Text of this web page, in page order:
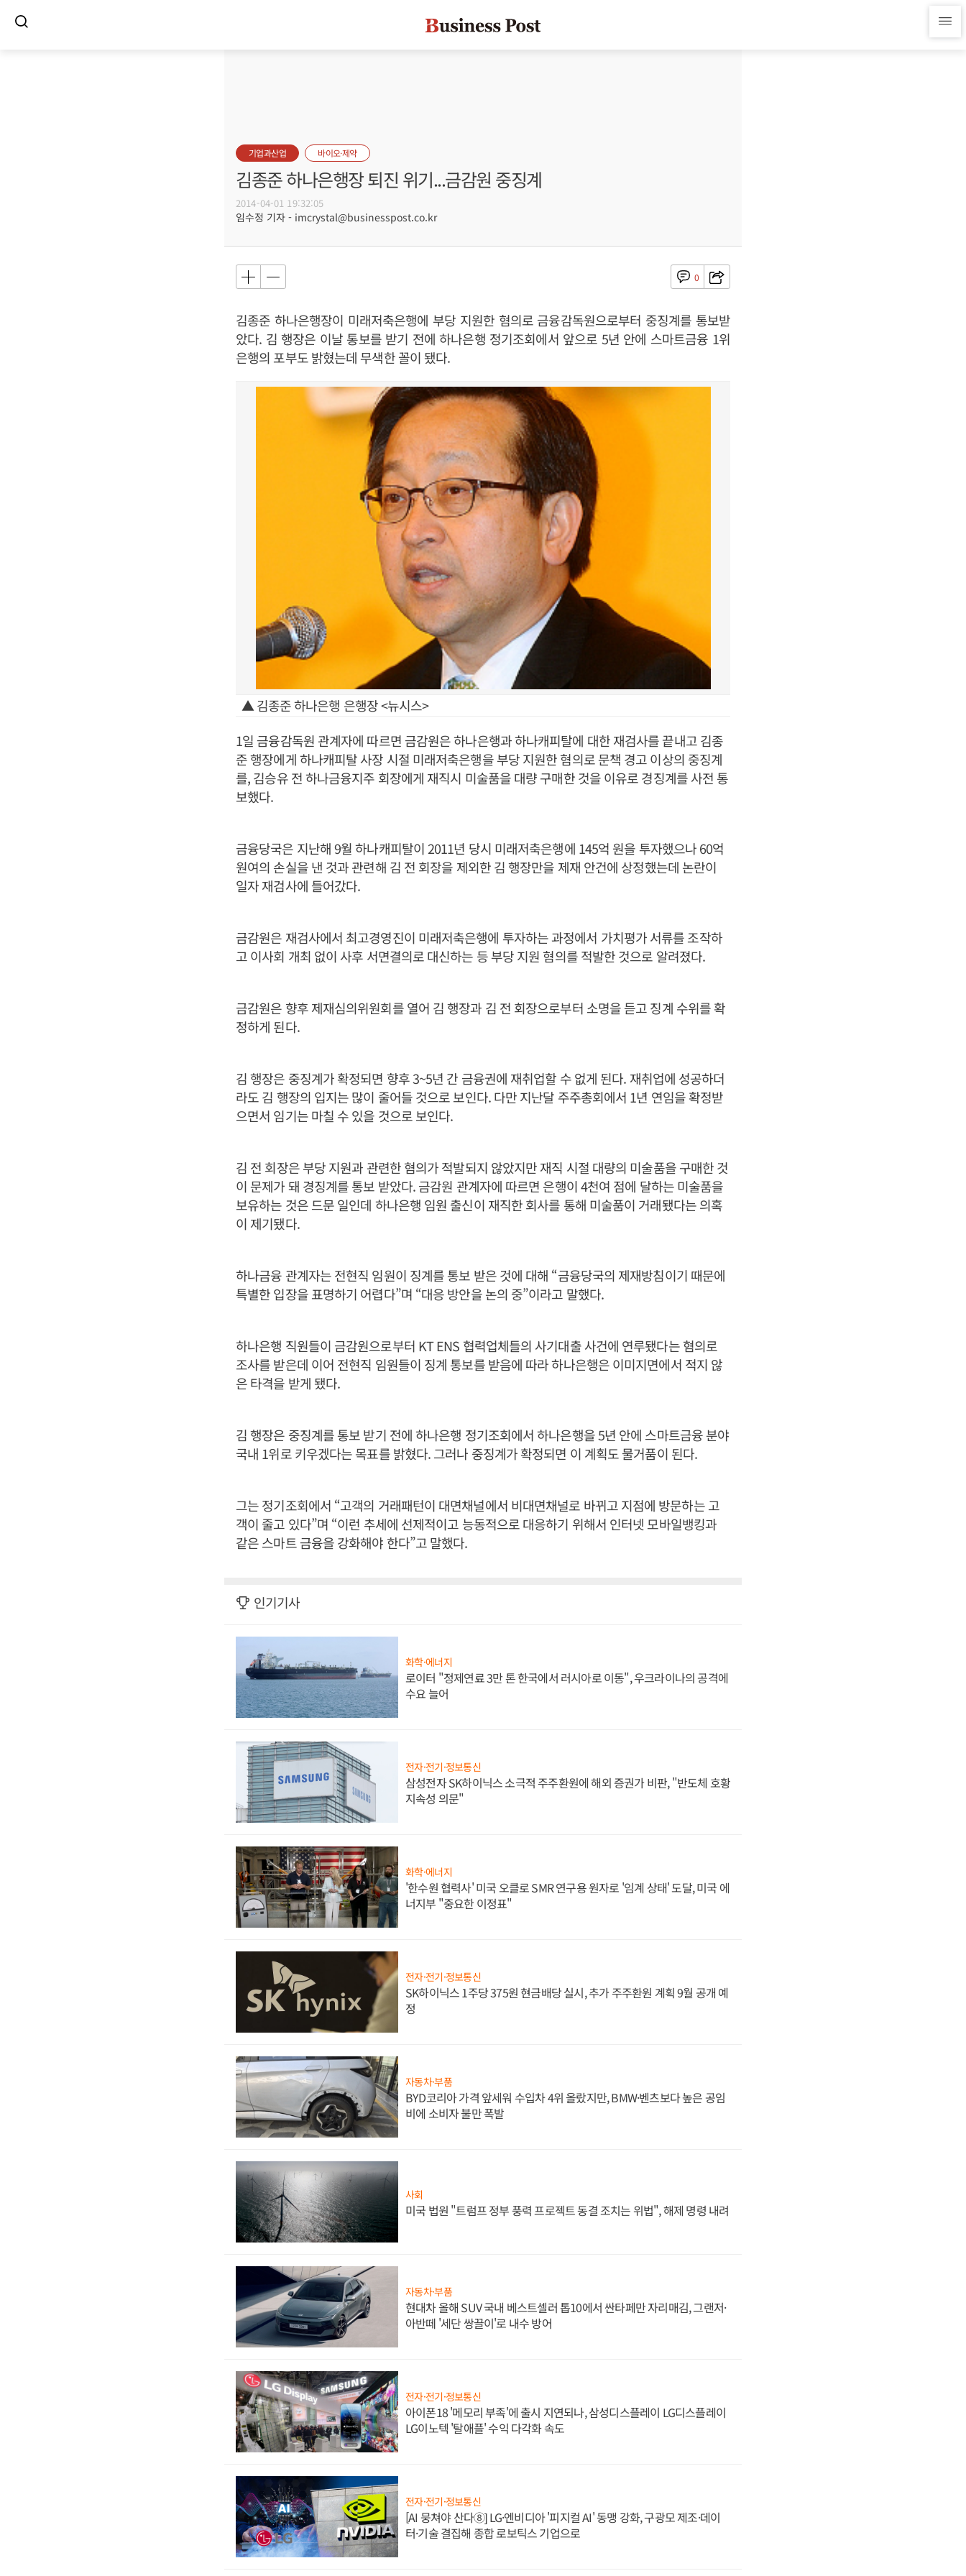
기업과산업 바이오·제약
김종준 하나은행장 퇴진 위기...금감원 중징계
2014-04-01 19:32:05
임수정 기자 - imcrystal@businesspost.co.kr
0
김종준 하나은행장이 미래저축은행에 부당 지원한 혐의로 금융감독원으로부터 중징계를 통보받
았다. 김 행장은 이날 통보를 받기 전에 하나은행 정기조회에서 앞으로 5년 안에 스마트금융 1위
은행의 포부도 밝혔는데 무색한 꼴이 됐다.
▲ 김종준 하나은행 은행장 <뉴시스>
1일 금융감독원 관계자에 따르면 금감원은 하나은행과 하나캐피탈에 대한 재검사를 끝내고 김종
준 행장에게 하나캐피탈 사장 시절 미래저축은행을 부당 지원한 혐의로 문책 경고 이상의 중징계
를, 김승유 전 하나금융지주 회장에게 재직시 미술품을 대량 구매한 것을 이유로 경징계를 사전 통
보했다.
금융당국은 지난해 9월 하나캐피탈이 2011년 당시 미래저축은행에 145억 원을 투자했으나 60억
원여의 손실을 낸 것과 관련해 김 전 회장을 제외한 김 행장만을 제재 안건에 상정했는데 논란이
일자 재검사에 들어갔다.
금감원은 재검사에서 최고경영진이 미래저축은행에 투자하는 과정에서 가치평가 서류를 조작하
고 이사회 개최 없이 사후 서면결의로 대신하는 등 부당 지원 혐의를 적발한 것으로 알려졌다.
금감원은 향후 제재심의위원회를 열어 김 행장과 김 전 회장으로부터 소명을 듣고 징계 수위를 확
정하게 된다.
김 행장은 중징계가 확정되면 향후 3~5년 간 금융권에 재취업할 수 없게 된다. 재취업에 성공하더
라도 김 행장의 입지는 많이 줄어들 것으로 보인다. 다만 지난달 주주총회에서 1년 연임을 확정받
으면서 임기는 마칠 수 있을 것으로 보인다.
김 전 회장은 부당 지원과 관련한 혐의가 적발되지 않았지만 재직 시절 대량의 미술품을 구매한 것
이 문제가 돼 경징계를 통보 받았다. 금감원 관계자에 따르면 은행이 4천여 점에 달하는 미술품을
보유하는 것은 드문 일인데 하나은행 임원 출신이 재직한 회사를 통해 미술품이 거래됐다는 의혹
이 제기됐다.
하나금융 관계자는 전현직 임원이 징계를 통보 받은 것에 대해 “금융당국의 제재방침이기 때문에
특별한 입장을 표명하기 어렵다”며 “대응 방안을 논의 중”이라고 말했다.
하나은행 직원들이 금감원으로부터 KT ENS 협력업체들의 사기대출 사건에 연루됐다는 혐의로
조사를 받은데 이어 전현직 임원들이 징계 통보를 받음에 따라 하나은행은 이미지면에서 적지 않
은 타격을 받게 됐다.
김 행장은 중징계를 통보 받기 전에 하나은행 정기조회에서 하나은행을 5년 안에 스마트금융 분야
국내 1위로 키우겠다는 목표를 밝혔다. 그러나 중징계가 확정되면 이 계획도 물거품이 된다.
그는 정기조회에서 “고객의 거래패턴이 대면채널에서 비대면채널로 바뀌고 지점에 방문하는 고
객이 줄고 있다”며 “이런 추세에 선제적이고 능동적으로 대응하기 위해서 인터넷 모바일뱅킹과
같은 스마트 금융을 강화해야 한다”고 말했다.
인기기사
화학·에너지
로이터 "정제연료 3만 톤 한국에서 러시아로 이동", 우크라이나의 공격에
수요 늘어
전자·전기·정보통신
삼성전자 SK하이닉스 소극적 주주환원에 해외 증권가 비판, "반도체 호황
지속성 의문"
화학·에너지
'한수원 협력사' 미국 오클로 SMR 연구용 원자로 '임계 상태' 도달, 미국 에
너지부 "중요한 이정표"
전자·전기·정보통신
SK하이닉스 1주당 375원 현금배당 실시, 추가 주주환원 계획 9월 공개 예
정
자동차·부품
BYD코리아 가격 앞세워 수입차 4위 올랐지만, BMW·벤츠보다 높은 공임
비에 소비자 불만 폭발
사회
미국 법원 "트럼프 정부 풍력 프로젝트 동결 조치는 위법", 해제 명령 내려
자동차·부품
현대차 올해 SUV 국내 베스트셀러 톱10에서 싼타페만 자리매김, 그랜저·
아반떼 '세단 쌍끌이'로 내수 방어
전자·전기·정보통신
아이폰18 '메모리 부족'에 출시 지연되나, 삼성디스플레이 LG디스플레이
LG이노텍 '탈애플' 수익 다각화 속도
전자·전기·정보통신
[AI 뭉쳐야 산다⑧] LG·엔비디아 '피지컬 AI' 동맹 강화, 구광모 제조·데이
터·기술 결집해 종합 로보틱스 기업으로